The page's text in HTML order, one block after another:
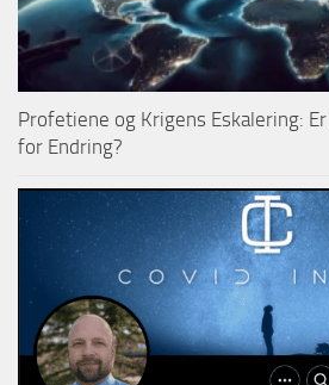
Profetiene og Krigens Eskalering:
for Endring?